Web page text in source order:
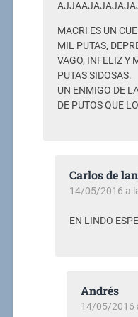
MACRI ES UN
MIL PUTAS,
VAGO, INFELIZ Y
PUTAS SIDOSAS.
UN ENMIGO DE
DE PUTOS QUE
Carlos de
14/05/2016 a
EN LINDO
Andrés
14/05/2016